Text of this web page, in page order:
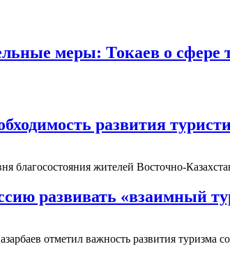
меры: Токаев о сфере
развития
благосостояния жителей Восточно-
развивать «взаимный
отметил важность развития туризма